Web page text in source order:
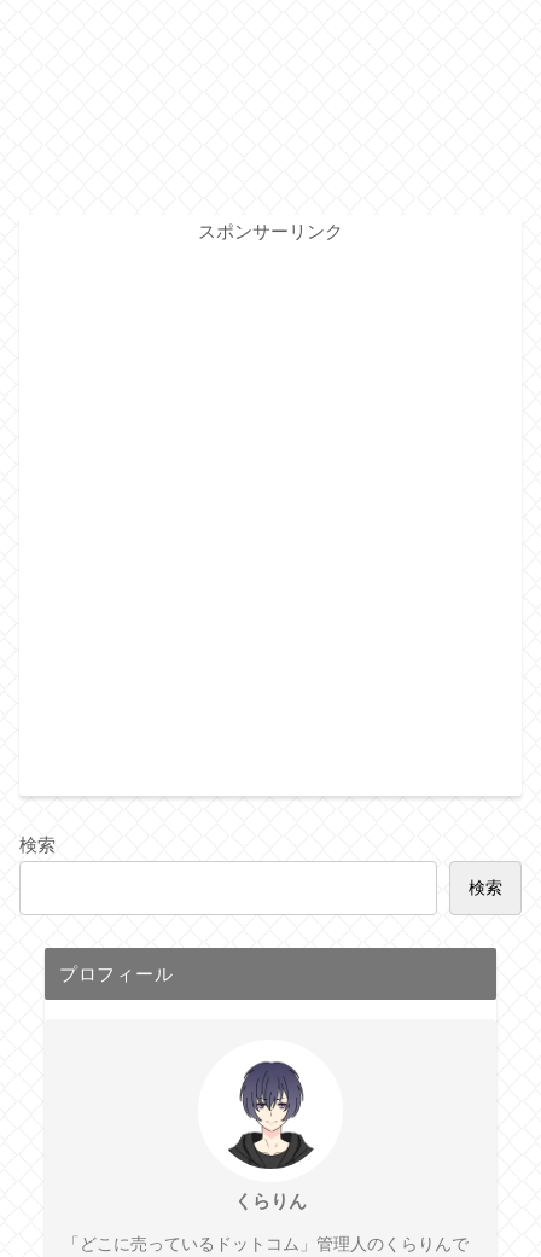
スポンサーリンク
検索
検索
プロフィール
くらりん
「どこに売っているドットコム」管理人のくらりんで